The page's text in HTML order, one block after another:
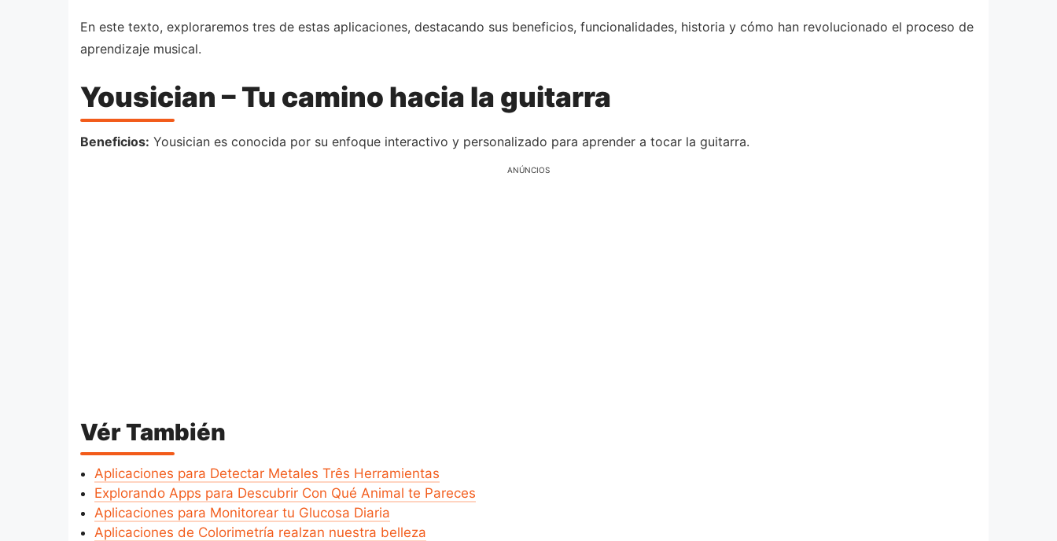
En este texto, exploraremos tres de estas aplicaciones, destacando sus beneficios, funcionalidades, historia y cómo han revolucionado el proceso de
aprendizaje musical.
Yousician – Tu camino hacia la guitarra
Beneficios: Yousician es conocida por su enfoque interactivo y personalizado para aprender a tocar la guitarra.
ANÚNCIOS
Vér También
Aplicaciones para Detectar Metales Três Herramientas
Explorando Apps para Descubrir Con Qué Animal te Pareces
Aplicaciones para Monitorear tu Glucosa Diaria
Aplicaciones de Colorimetría realzan nuestra belleza